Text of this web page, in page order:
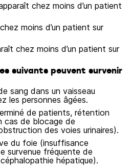
chez moins d’un patient
moins d’un patient sur
chez moins d’un patient sur
suivants peuvent survenir
sang dans un vaisseau
les personnes âgées.
de patients, rétention
cas de blocage de
des voies urinaires).
du foie (insuffisance
survenue fréquente de
hépatique).